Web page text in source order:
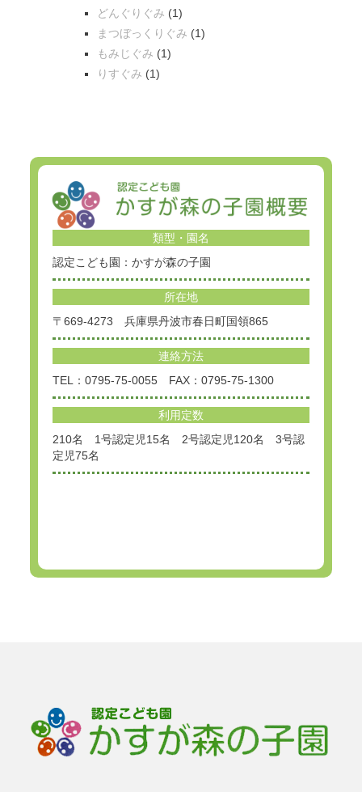
どんぐりぐみ (1)
まつぼっくりぐみ (1)
もみじぐみ (1)
りすぐみ (1)
類型・園名
認定こども園：かすが森の子園
所在地
〒669-4273 兵庫県丹波市春日町国領865
連絡方法
TEL：0795-75-0055 FAX：0795-75-1300
利用定数
210名 1号認定児15名 2号認定児120名 3号認
定児75名